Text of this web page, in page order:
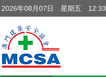
2026年08月07日 星期五 12:33